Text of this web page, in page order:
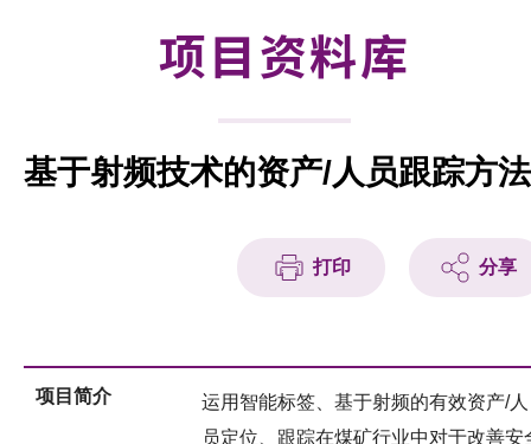
资助计划
项目资料库
会籍
项目资料库
基于射频技术的资产/人员跟踪方法
打印 分享
项目简介
运用智能标签、基于射频的有效资产/人
员定位、跟踪在煤矿行业中对于改善安